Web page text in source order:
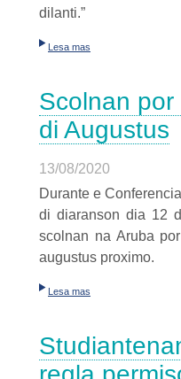
dilanti.”
Lesa mas
Scolnan
di Augustus
13/08/2020
Durante e
di diaranson dia 12
scolnan na Aruba
augustus proximo.
Lesa mas